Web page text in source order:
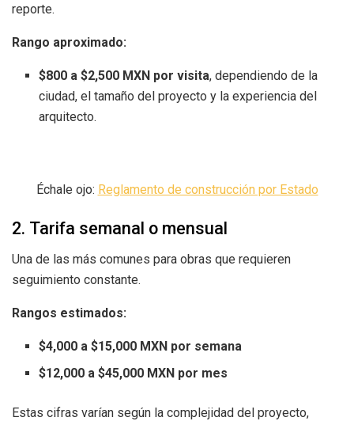
reporte.
Rango aproximado:
$800 a $2,500 MXN por visita, dependiendo de la
ciudad, el tamaño del proyecto y la experiencia del
arquitecto.
Échale ojo: Reglamento de construcción por Estado
2. Tarifa semanal o mensual
Una de las más comunes para obras que requieren
seguimiento constante.
Rangos estimados:
$4,000 a $15,000 MXN por semana
$12,000 a $45,000 MXN por mes
Estas cifras varían según la complejidad del proyecto,